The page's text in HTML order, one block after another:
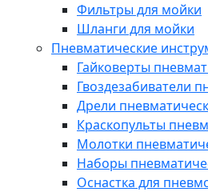
Фильтры для мойки
Шланги для мойки
Пневматические
Гайковерты
Гвоздезабиватели
Дрели
Краскопульты
Молотки
Наборы
Оснастка для